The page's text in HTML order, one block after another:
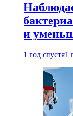
и
1 год спустя1